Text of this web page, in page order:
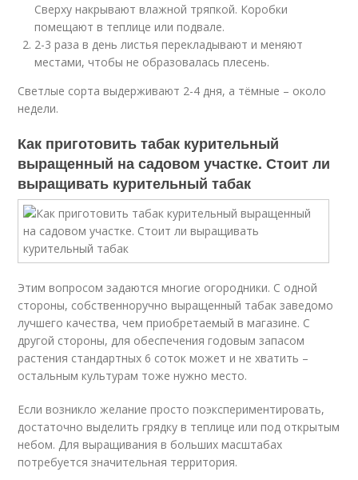
Сверху накрывают влажной тряпкой. Коробки
помещают в теплице или подвале.
2-3 раза в день листья перекладывают и меняют
местами, чтобы не образовалась плесень.
Светлые сорта выдерживают 2-4 дня, а тёмные – около
недели.
Как приготовить табак курительный
выращенный на садовом участке. Стоит ли
выращивать курительный табак
Этим вопросом задаются многие огородники. С одной
стороны, собственноручно выращенный табак заведомо
лучшего качества, чем приобретаемый в магазине. С
другой стороны, для обеспечения годовым запасом
растения стандартных 6 соток может и не хватить –
остальным культурам тоже нужно место.
Если возникло желание просто поэкспериментировать,
достаточно выделить грядку в теплице или под открытым
небом. Для выращивания в больших масштабах
потребуется значительная территория.